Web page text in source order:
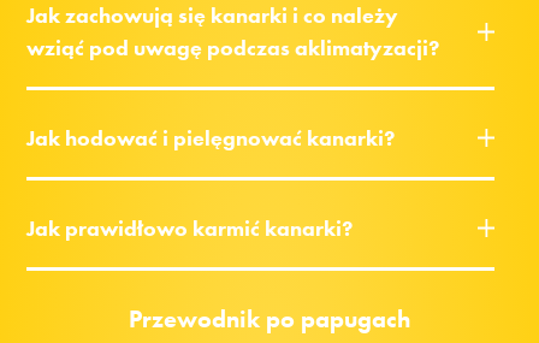
Jak zachowują się kanarki i co należy
wziąć pod uwagę podczas aklimatyzacji?
Jak hodować i pielęgnować kanarki?
Jak prawidłowo karmić kanarki?
Przewodnik po papugach